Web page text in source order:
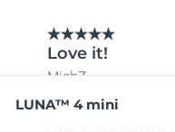
LUNA™ 4 mini